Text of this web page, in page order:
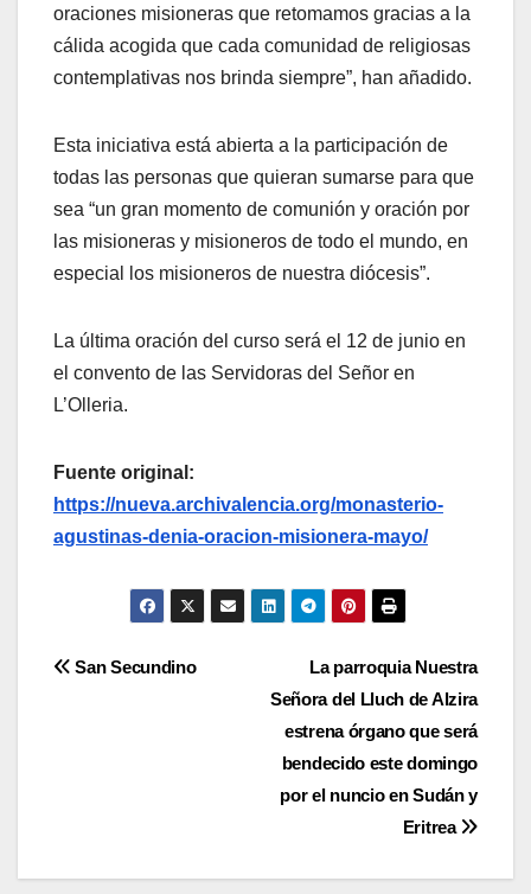
oraciones misioneras que retomamos gracias a la
cálida acogida que cada comunidad de religiosas
contemplativas nos brinda siempre”, han añadido.
Esta iniciativa está abierta a la participación de
todas las personas que quieran sumarse para que
sea “un gran momento de comunión y oración por
las misioneras y misioneros de todo el mundo, en
especial los misioneros de nuestra diócesis”.
La última oración del curso será el 12 de junio en
el convento de las Servidoras del Señor en
L’Olleria.
Fuente original:
https://nueva.archivalencia.org/monasterio-
agustinas-denia-oracion-misionera-mayo/
Navegación
La parroquia Nuestra
Señora del Lluch de Alzira
estrena órgano que será
bendecido este domingo
por el nuncio en Sudán y
Eritrea
San Secundino